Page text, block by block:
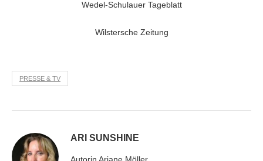
Wedel-Schulauer Tageblatt
Wilstersche Zeitung
PRESSE & TV
ARI SUNSHINE